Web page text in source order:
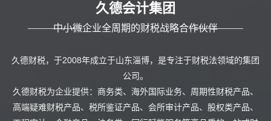
久德会计集团
中小微企业全周期的财税战略合作伙伴
久德财税，于2008年成立于山东淄博，是专注于财税法领域的集团
公司。
久德财税为企业提供：商务类、海外国际业务、周期性财税产品、
高端疑难财税产品、税所鉴证产品、会所审计产品、股权类产品、